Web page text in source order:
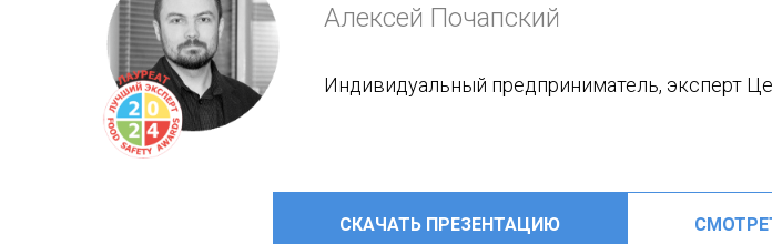
Алексей Почапский
Индивидуальный предприниматель, эксперт
СКАЧАТЬ ПРЕЗЕНТАЦИЮ